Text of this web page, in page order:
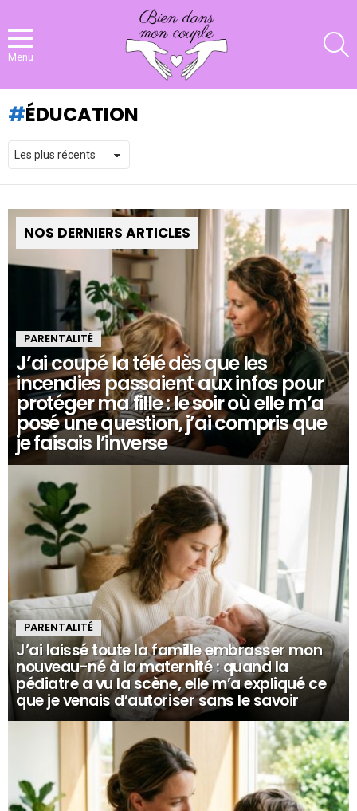
Menu
ÉDUCATION
NOS DERNIERS ARTICLES
PARENTALITÉ
J’ai coupé la télé dès que les
incendies passaient aux infos pour
protéger ma fille : le soir où elle m’a
posé une question, j’ai compris que
je faisais l’inverse
PARENTALITÉ
J’ai laissé toute la famille embrasser mon
nouveau-né à la maternité : quand la
pédiatre a vu la scène, elle m’a expliqué ce
que je venais d’autoriser sans le savoir